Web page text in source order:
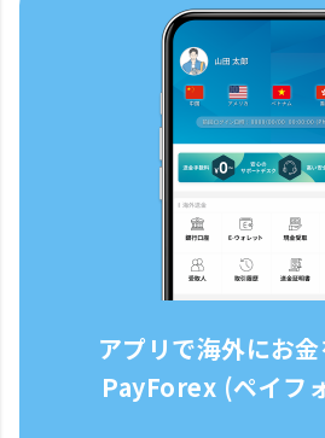
アプリで海外にお
PayForex (ペイフ